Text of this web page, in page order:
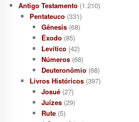
Antigo Testamento(1.210)
Pentateuco (331)
Gênesis(68)
Éxodo(85)
Levítico(42)
Números(68)
Deuteronômio(68)
Livros Históricos (397)
Josué(27)
Juízes(29)
Rute(5)